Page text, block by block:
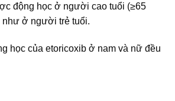
động học ở người cao tuổi (≥65
ở người trẻ tuổi.
học của etoricoxib ở nam và nữ đều